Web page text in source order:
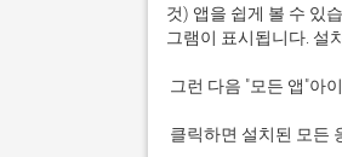
것) 앱을 쉽게 볼 수 있